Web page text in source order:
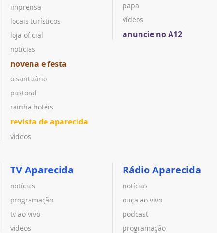
imprensa
locais turísticos
loja oficial
notícias
novena e festa
o santuário
pastoral
rainha hotéis
revista de aparecida
vídeos
papa
vídeos
anuncie no A12
TV Aparecida
notícias
programação
tv ao vivo
vídeos
Rádio Aparecida
notícias
ouça ao vivo
podcast
programação